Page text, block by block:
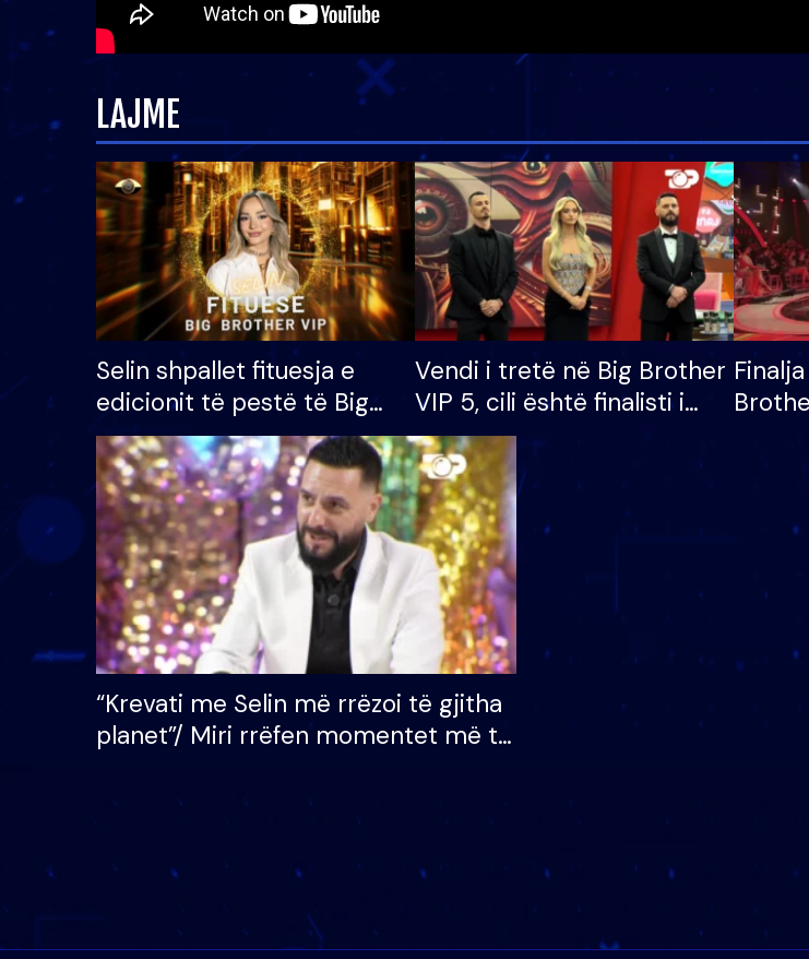
LAJME
Selin shpallet fituesja e
edicionit të pestë të Big
Brother VIP, rrëmben
çmimin e madh prej 100
mijë eurosh
Vendi i tretë në Big Brother
VIP 5, cili është finalisti i
radhës që lë shtëpinë
dhe
të
“Krevati me Selin më rrëzoi të gjitha
planet”/ Miri rrëfen momentet më të
mungojë zilja e mëngjesit kur…